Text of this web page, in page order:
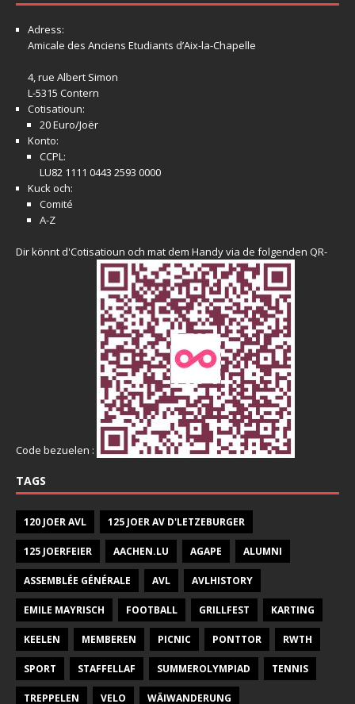
Adress:
Amicale des Anciens Etudiants d’Aix-la-Chapelle
4, rue Albert Simon
L-5315 Contern
Cotisatioun:
20 Euro/Joër
Konto:
CCPL:
LU82 1111 0443 2593 0000
Kuck och:
Comité
A-Z
Dir könnt d'Cotisatioun och mat dem Handy via de folgenden QR-
Code bezuelen :
TAGS
120 JOER AVL 125 JOER AV D'LETZEBURGER
125 JOERFEIER AACHEN.LU AGAPE ALUMNI
ASSEMBLÉE GÉNÉRALE AVL AVLHISTORY
EMILE MAYRISCH FOOTBALL GRILLFEST KARTING
KEELEN MEMBEREN PICNIC PONTTOR RWTH
SPORT STAFFELLAF SUMMEROLYMPIAD TENNIS
TREPPELEN VELO WÄIWANDERUNG